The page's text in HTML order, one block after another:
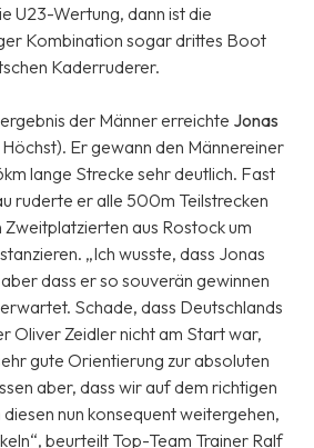
U23-Wertung, dann ist die
Kombination sogar drittes Boot
Kaderruderer.
der Männer erreichte Jonas
Er gewann den Männereiner
lange Strecke sehr deutlich. Fast
ruderte er alle 500m Teilstrecken
Zweitplatzierten aus Rostock um
„Ich wusste, dass Jonas
dass er so souverän gewinnen
Schade, dass Deutschlands
Oliver Zeidler nicht am Start war,
gute Orientierung zur absoluten
aber, dass wir auf dem richtigen
diesen nun konsequent weitergehen,
beurteilt Top-Team Trainer Ralf